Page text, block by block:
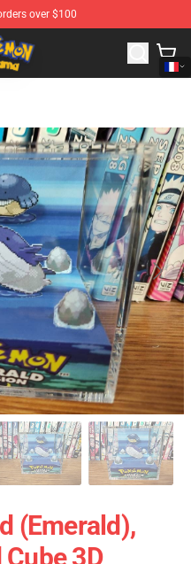
over $100
Best Store of Pokemon
(Emerald),
3D